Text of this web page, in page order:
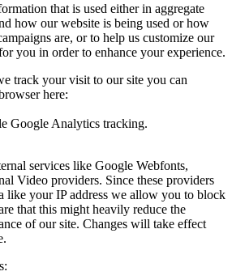
that is used either in aggregate
how our website is being used or how
are, or to help us customize our
you in order to enhance your experience.
track your visit to our site you can
here:
Google Analytics tracking.
services like Google Webfonts,
Video providers. Since these providers
like your IP address we allow you to block
that this might heavily reduce the
of our site. Changes will take effect